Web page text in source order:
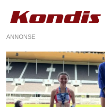
ANNONSE